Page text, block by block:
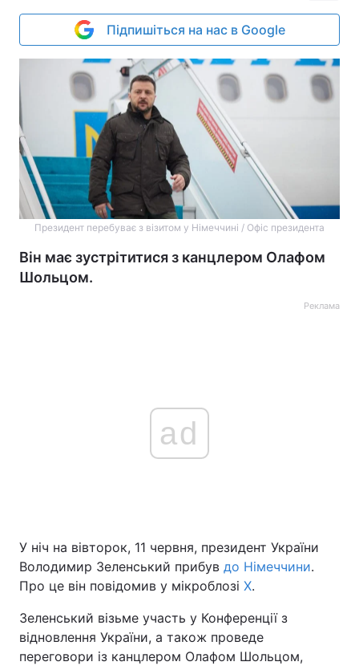
Підпишіться на нас в Google
Президент перебуває з візитом у Німеччині / Офіс президента
Він має зустрітитися з канцлером Олафом
Шольцом.
Реклама
ad
У ніч на вівторок, 11 червня, президент України
Володимир Зеленський прибув до Німеччини.
Про це він повідомив у мікроблозі X.
Зеленський візьме участь у Конференції з
відновлення України, а також проведе
переговори із канцлером Олафом Шольцом,